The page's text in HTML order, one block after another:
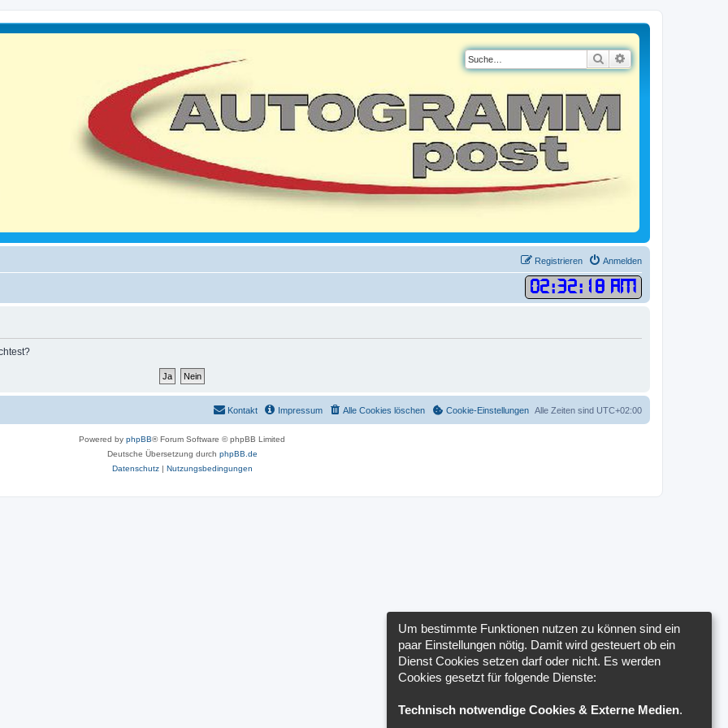
Suche
Anmelden
Registrieren
02:32: 18 AM
Alle Zeiten sind UTC+02:00
Cookie-Einstellungen
Alle Cookies löschen
Impressum
Kontakt
Powered by phpBB® Forum Software © phpBB Limited
Deutsche Übersetzung durch phpBB.de
Datenschutz| Nutzungsbedingungen
Um bestimmte Funktionen nutzen zu können sind ein
paar Einstellungen nötig. Damit wird gesteuert ob ein
Dienst Cookies setzen darf oder nicht. Es werden
Cookies gesetzt für folgende Dienste:
Technisch notwendige Cookies & Externe Medien.